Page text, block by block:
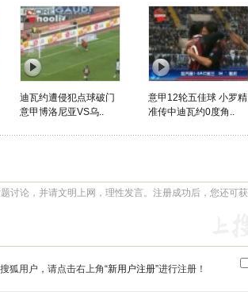
迪瓦约遭侵犯点球破门
意甲博洛尼亚VS乌..
意甲12轮五佳球 小罗精
准传中迪瓦约0度角..
狐用户，请点击右上角“新用户注册”进行注册！